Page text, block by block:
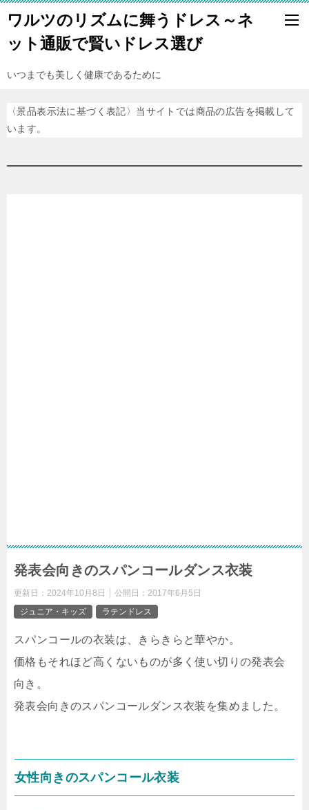
ワルツのリズムに舞うドレス～ネ
ット通販で賢いドレス選び
いつまでも美しく健康であるために
〈景品表示法に基づく表記〉当サイトでは商品の広告を掲載して
います。
発表会向きのスパンコールダンス衣装
更新日： 2024年10月8日 公開日： 2017年6月5日
ジュニア・キッズ
ラテンドレス
スパンコールの衣装は、きらきらと華やか。
価格もそれほど高くないものが多く使い切りの発表会
向き。
発表会向きのスパンコールダンス衣装を集めました。
女性向きのスパンコール衣装